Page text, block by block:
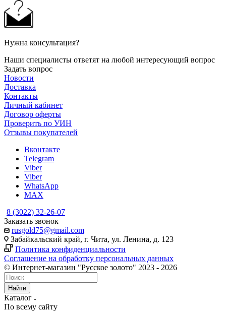
Нужна консультация?
Наши специалисты ответят на любой интересующий вопрос
Задать вопрос
Новости
Доставка
Контакты
Личный кабинет
Договор оферты
Проверить по УИН
Отзывы покупателей
Вконтакте
Telegram
Viber
Viber
WhatsApp
MAX
8 (3022) 32-26-07
Заказать звонок
rusgold75@gmail.com
Забайкальский край, г. Чита, ул. Ленина, д. 123
Политика конфиденциальности
Соглашение на обработку персональных данных
© Интернет-магазин "Русское золото" 2023 - 2026
Найти
Каталог
По всему сайту